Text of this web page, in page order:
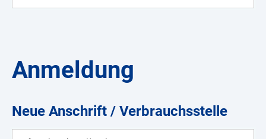
Anmeldung
Neue Anschrift / Verbrauchsstelle